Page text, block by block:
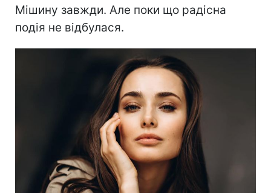
Мішину завжди. Але поки що радісна
подія не відбулася.